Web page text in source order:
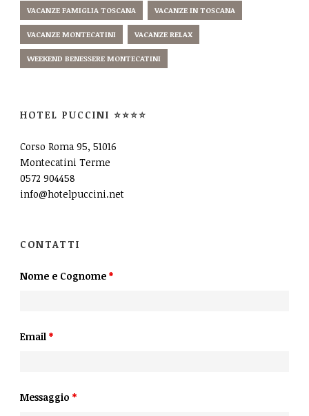
VACANZE FAMIGLIA TOSCANA VACANZE IN TOSCANA
VACANZE MONTECATINI VACANZE RELAX
WEEKEND BENESSERE MONTECATINI
HOTEL PUCCINI ⭐⭐⭐⭐
Corso Roma 95, 51016
Montecatini Terme
0572 904458
info@hotelpuccini.net
CONTATTI
Nome e Cognome *
Email *
Messaggio *